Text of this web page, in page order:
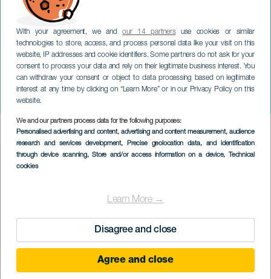
With your agreement, we andour 14 partnersuse cookies or similar
technologies to store, access, and process personal data like your visit on this
website, IP addresses and cookie identifiers. Some partners do not ask for your
consent to process your data and rely on their legitimate business interest. You
can withdraw your consent or object to data processing based on legitimate
interest at any time by clicking on “Learn More” or in our Privacy Policy on this
website.
We and our partners process data for the following purposes:
Personalised advertising and content, advertising and content measurement, audience
research and services development, Precise geolocation data, and identification
through device scanning, Store and/or access information on a device, Technical
cookies
Learn More →
Disagree and close
Agree and close
Christmas Swing
TENERIFE
Imagen
Listado